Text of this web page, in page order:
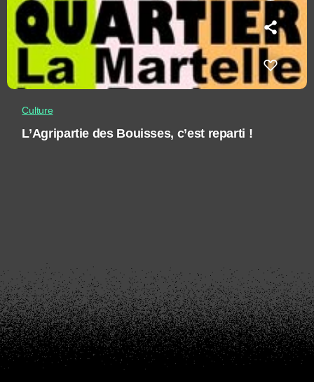
Culture
L’Agripartie des Bouisses, c’est reparti !